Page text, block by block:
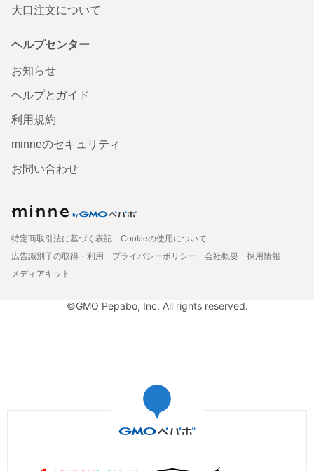
大口注文について
ヘルプセンター
お知らせ
ヘルプとガイド
利用規約
minneのセキュリティ
お問い合わせ
特定商取引法に基づく表記
Cookieの使用について
広告識別子の取得・利用
プライバシーポリシー 会社概要
採用情報
メディアキット
©GMO Pepabo, Inc. All rights reserved.